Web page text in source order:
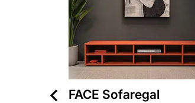
FACE Sofaregal